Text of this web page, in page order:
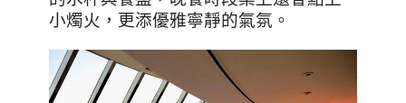
小燭火，更添優雅寧靜的氣氛。